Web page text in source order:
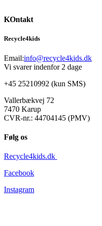
KOntakt
Recycle4kids
Email:info@recycle4kids.dk
Vi svarer indenfor 2 dage
+45 25210992 (kun SMS)
Vallerbækvej 72
7470 Karup
CVR-nr.: 44704145 (PMV)
Følg os
Recycle4kids.dk
Facebook
Instagram